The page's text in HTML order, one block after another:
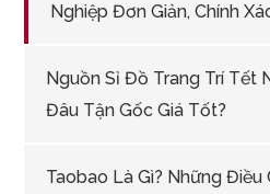
Nghiệp Đơn Giản, Chính
Nguồn Sỉ Đồ Trang Trí Tết
Đâu Tận Gốc Giá Tốt?
Taobao Là Gì? Những Điều